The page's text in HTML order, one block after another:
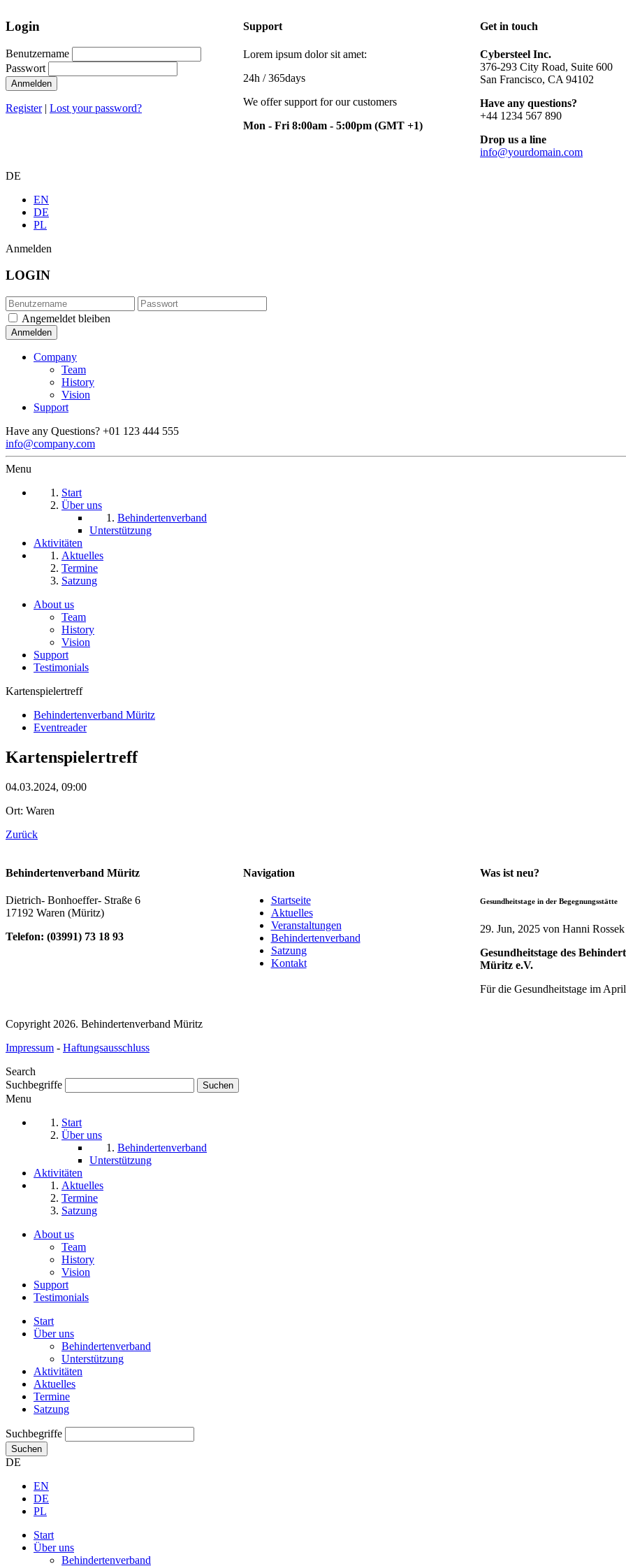
Login
Benutzername
Passwort
Anmelden
Register| Lost your password?
Support
Lorem ipsum dolor sit amet:
24h / 365days
We offer support for our customers
Mon - Fri 8:00am - 5:00pm (GMT +1)
Get in touch
Cybersteel Inc.
376-293 City Road, Suite 600
San Francisco, CA 94102
Have any questions?
+44 1234 567 890
Drop us a line
info@yourdomain.com
DE
EN
DE
PL
Anmelden
LOGIN
Angemeldet bleiben
Company
Team
History
Vision
Support
Have any Questions? +01 123 444 555
info@company.com
Menu
Start
Über uns
Behindertenverband
Unterstützung
Aktivitäten
Aktuelles
Termine
Satzung
About us
Team
History
Vision
Support
Testimonials
Kartenspielertreff
Behindertenverband Müritz
Eventreader
Kartenspielertreff
04.03.2024, 09:00
Ort: Waren
Zurück
Behindertenverband Müritz
Dietrich- Bonhoeffer- Straße 6
17192 Waren (Müritz)
Telefon: (03991) 73 18 93
Navigation
Startseite
Aktuelles
Veranstaltungen
Behindertenverband
Satzung
Kontakt
Was ist neu?
Gesundheitstage in der Begegnungsstätte
29. Jun, 2025 von Hanni Rossek
Gesundheitstage des
Müritz e.V.
Für die Gesundheitstage im
Copyright 2026. Behindertenverband Müritz
Impressum - Haftungsausschluss
Search
Suchbegriffe
Menu
Start
Über uns
Behindertenverband
Unterstützung
Aktivitäten
Aktuelles
Termine
Satzung
About us
Team
History
Vision
Support
Testimonials
Start
Über uns
Behindertenverband
Unterstützung
Aktivitäten
Aktuelles
Termine
Satzung
Suchbegriffe
Suchen
DE
EN
DE
PL
Start
Über uns
Behindertenverband